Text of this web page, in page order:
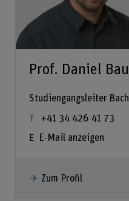
Prof. Daniel
Studiengangsleiter
+41 34 426 41 73
E-Mail anzeigen
Zum Profil